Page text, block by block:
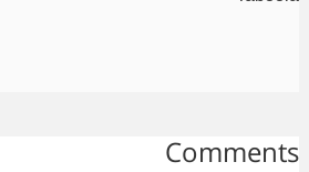
Comments